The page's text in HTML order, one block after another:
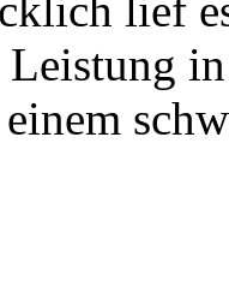
Leistung